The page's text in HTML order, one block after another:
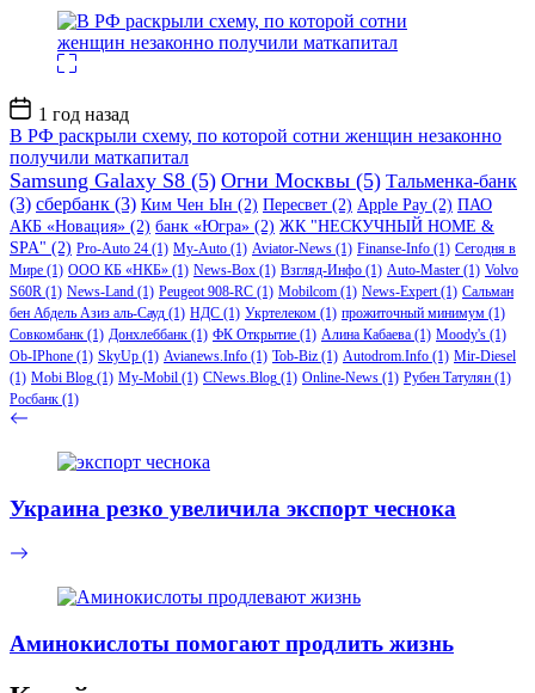
Дата
записи
1 год назад
В РФ раскрыли схему, по которой сотни женщин незаконно
получили маткапитал
Samsung Galaxy S8 (5) Огни Москвы (5) Тальменка-банк
(3) сбербанк (3) Ким Чен Ын (2) Пересвет (2) Apple Pay (2) ПАО
АКБ «Новация» (2) банк «Югра» (2) ЖК "НЕСКУЧНЫЙ HOME &
SPA" (2) Pro-Auto 24 (1) My-Auto (1) Aviator-News (1) Finanse-Info (1) Сегодня в
Мире (1) ООО КБ «НКБ» (1) News-Box (1) Взгляд-Инфо (1) Auto-Master (1) Volvo
S60R (1) News-Land (1) Peugeot 908-RC (1) Mobilcom (1) News-Expert(1) Сальман
бен Абдель Азиз аль-Сауд (1) НДС (1) Укртелеком (1) прожиточный минимум (1)
Совкомбанк (1) Донхлеббанк (1) ФК Открытие (1) Алина Кабаева (1) Moody's (1)
Ob-IPhone (1) SkyUp (1) Avianews.Info (1) Tob-Biz (1) Autodrom.Info (1) Mir-Diesel
(1) Mobi Blog (1) My-Mobil (1) CNews.Blog (1) Online-News (1) Рубен Татулян (1)
Росбанк (1)
Украина резко увеличила экспорт чеснока
Аминокислоты помогают продлить жизнь